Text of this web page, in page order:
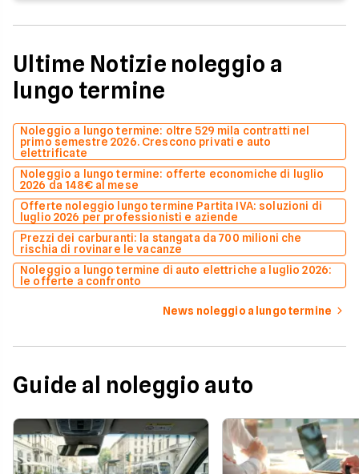
Ultime Notizie noleggio a
lungo termine
Noleggio a lungo termine: oltre 529 mila contratti nel
primo semestre 2026. Crescono privati e auto
elettrificate
Noleggio a lungo termine: offerte economiche di luglio
2026 da 148€ al mese
Offerte noleggio lungo termine Partita IVA: soluzioni di
luglio 2026 per professionisti e aziende
Prezzi dei carburanti: la stangata da 700 milioni che
rischia di rovinare le vacanze
Noleggio a lungo termine di auto elettriche a luglio 2026:
le offerte a confronto
News noleggio a lungo termine
Guide al noleggio auto